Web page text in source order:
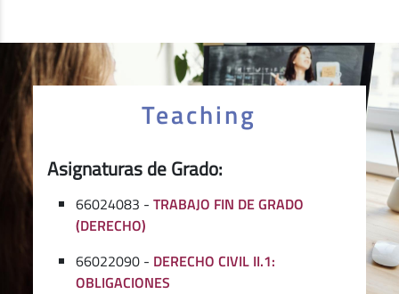
Teaching
Asignaturas de Grado:
66024083 -TRABAJO FIN DE GRADO
(DERECHO)
66022090 - DERECHO CIVIL II.1:
OBLIGACIONES